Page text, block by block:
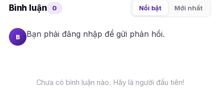
Bình luận 0 Nổi bật Mới nhất
B Bạn phải đăng nhập để gửi phản hồi.
Chưa có bình luận nào. Hãy là người đầu tiên!